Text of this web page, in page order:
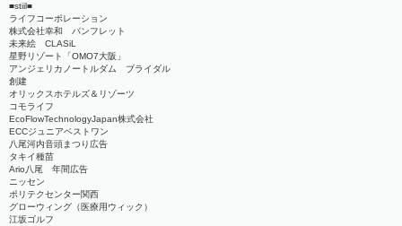
■stiil■
ライフコーポレーション
株式会社幸和 パンフレット
未来絵 CLASiL
星野リゾート「OMO7大阪」
アンジェリカノートルダム ブライダル
創建
オリックスホテルズ＆リゾーツ
コモライフ
EcoFlowTechnologyJapan株式会社
ECCジュニアベストワン
八尾河内音頭まつり広告
タキイ種苗
Ario八尾 年間広告
ニッセン
ポリテクセンター関西
グローウィング（医療用ウィック）
江坂ゴルフ